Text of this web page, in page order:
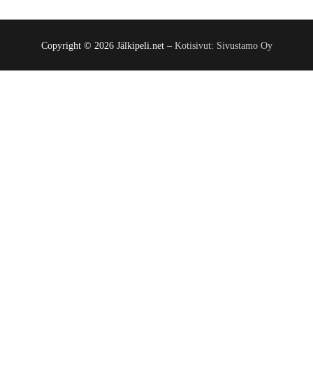
Copyright © 2026 Jälkipeli.net – Kotisivut: Sivustamo Oy